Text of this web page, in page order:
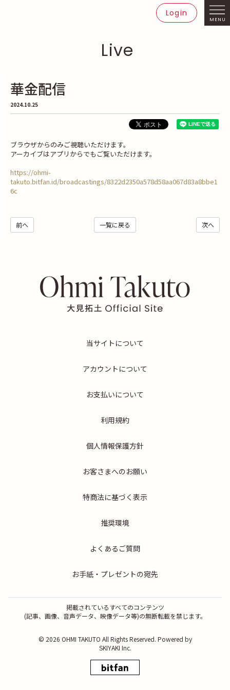
Login
MENU
Live
華金配信
2024.10.25
ブラウザからのみご視聴いただけます。
アーカイブはアプリからでもご覧いただけます。
https://ohmi-
takuto.bitfan.id/broadcastings/8322d2350a578d58aa067d83a8bbe1
6c
前へ 一覧に戻る 次へ
当サイトについて
アカウントについて
お支払いについて
利用規約
個人情報保護方針
お客さまへのお願い
特商法に基づく表示
推奨環境
よくあるご質問
お手紙・プレゼントの宛先
掲載されているすべてのコンテンツ
(記事、画像、音声データ、映像データ等)の無断転載を禁じます。
© 2026 OHMI TAKUTO All Rights Reserved. Powered by
SKIYAKI Inc.